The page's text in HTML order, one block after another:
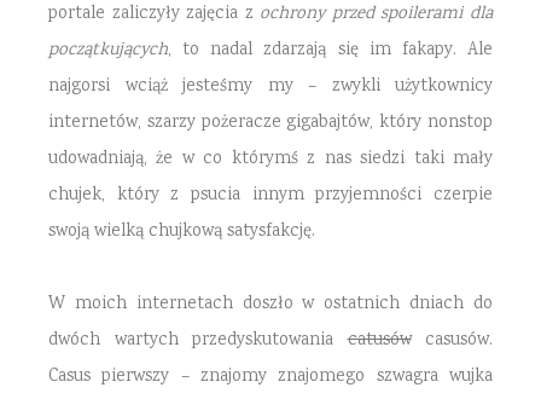
portale zaliczyły zajęcia z ochrony przed spoilerami dla
początkujących, to nadal zdarzają się im fakapy. Ale
najgorsi wciąż jesteśmy my – zwykli użytkownicy
internetów, szarzy pożeracze gigabajtów, który nonstop
udowadniają, że w co którymś z nas siedzi taki mały
chujek, który z psucia innym przyjemności czerpie
swoją wielką chujkową satysfakcję.
W moich internetach doszło w ostatnich dniach do
dwóch wartych przedyskutowaniacatusówcasusów.
Casus pierwszy – znajomy znajomego szwagra wujka